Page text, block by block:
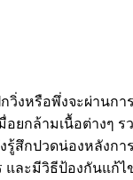
วิ่งหรือพึ่งจะผ่านก
อยกล้ามเนื้อต่างๆ
รู้สึกปวดน่องหลังกา
และมีวิธีป้องกันแก้ไ